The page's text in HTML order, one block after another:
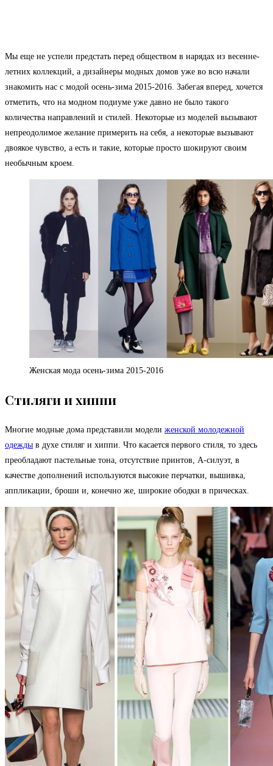
Мы еще не успели предстать перед обществом в нарядах из весенне-
летних коллекций, а дизайнеры модных домов уже во всю начали
знакомить нас с модой осень-зима 2015-2016. Забегая вперед, хочется
отметить, что на модном подиуме уже давно не было такого
количества направлений и стилей. Некоторые из моделей вызывают
непреодолимое желание примерить на себя, а некоторые вызывают
двоякое чувство, а есть и такие, которые просто шокируют своим
необычным кроем.
Женская мода осень-зима 2015-2016
Стиляги и хиппи
Многие модные дома представили модели женской молодежной
одежды в духе стиляг и хиппи. Что касается первого стиля, то здесь
преобладают пастельные тона, отсутствие принтов, А-силуэт, в
качестве дополнений используются высокие перчатки, вышивка,
аппликации, броши и, конечно же, широкие ободки в прическах.